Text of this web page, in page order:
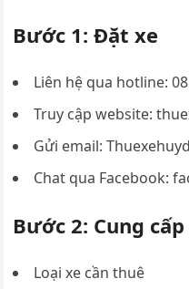
Bước 1: Đặt xe
Liên hệ qua hotline:
Truy cập website:
Gửi email:
Chat qua Facebook:
Bước 2: Cung
Loại xe cần thuê